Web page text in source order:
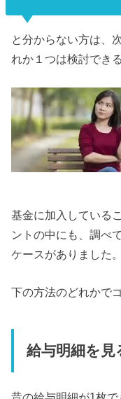
と分からない方は、
れか１つは検討でき
基金に加入している
ントの中にも、調べ
ケースがありました。
下の方法のどれかで
給与明細を見